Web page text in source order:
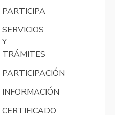
PARTICIPA
SERVICIOS
Y
TRÁMITES
PARTICIPACIÓN
INFORMACIÓN
CERTIFICADO